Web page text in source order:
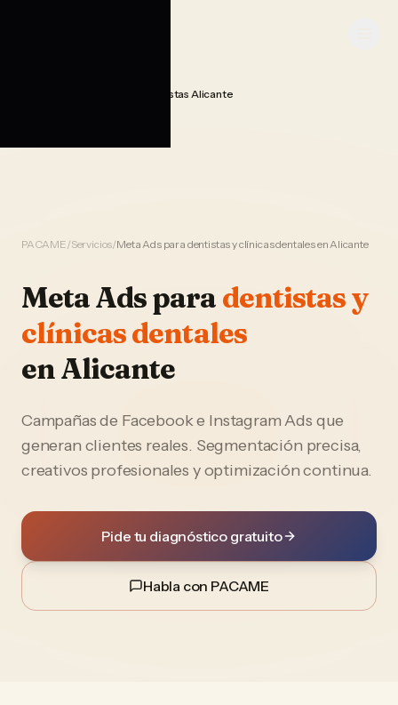
Publicidad Meta Ads Dentistas Alicante
PACAME/Servicios/Meta Ads para dentistas y clínicas dentales en Alicante
Meta Adspara dentistas y
clínicas dentales
enAlicante
Campañas de Facebook e Instagram Ads que
generan clientes reales. Segmentación precisa,
creativos profesionales y optimización continua.
Pide tu diagnóstico gratuito
Habla con PACAME